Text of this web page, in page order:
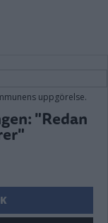
uppgörelse.
"Redan